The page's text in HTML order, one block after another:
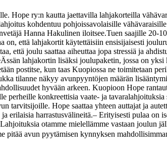
Hope ry:n kautta jaettavilla lahjakorteilla
kohdentuu pohjoissavolaisille
Hanna Hakulinen iloitsee.Tuen saajille 20-
on, että lahjakortit käytettäisiin ensisijaisesti
että joulu saattaa aiheuttaa jopa stressiä ja
lahjakortin lisäksi joulupaketin, jossa on
postitse, kun taas Kuopiossa ne toimitetaan
tilanne näkyy avunpyyntöjen määrän
hyvään arkeen. Kuopioon Hope
perheille konkreettisia vaate- ja
tarvitsijoille. Hope saattaa yhteen auttajat ja
erilaisia harrastusvälineitä.– Erityisesti pulaa on
otamme mielellämme vastaan joulun
pitää avun pyytämisen kynnyksen